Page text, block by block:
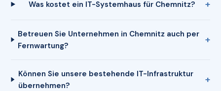
Was kostet ein IT-Systemhaus für Chemnitz?
Betreuen Sie Unternehmen in Chemnitz auch per
Fernwartung?
Können Sie unsere bestehende IT-Infrastruktur
übernehmen?